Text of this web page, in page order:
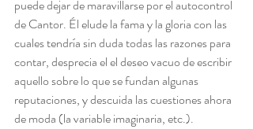
puede dejar de maravillarse por el autocontrol
de Cantor. Él elude la fama y la gloria con las
cuales tendría sin duda todas las razones para
contar, desprecia el el deseo vacuo de escribir
aquello sobre lo que se fundan algunas
reputaciones, y descuida las cuestiones ahora
de moda (la variable imaginaria, etc.).